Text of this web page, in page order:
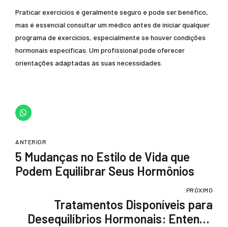
Praticar exercícios é geralmente seguro e pode ser benéfico,
mas é essencial consultar um médico antes de iniciar qualquer
programa de exercícios, especialmente se houver condições
hormonais específicas. Um profissional pode oferecer
orientações adaptadas às suas necessidades.
ANTERIOR
5 Mudanças no Estilo de Vida que
Podem Equilibrar Seus Hormônios
PRÓXIMO
Tratamentos Disponíveis para
Desequilíbrios Hormonais: Entenda